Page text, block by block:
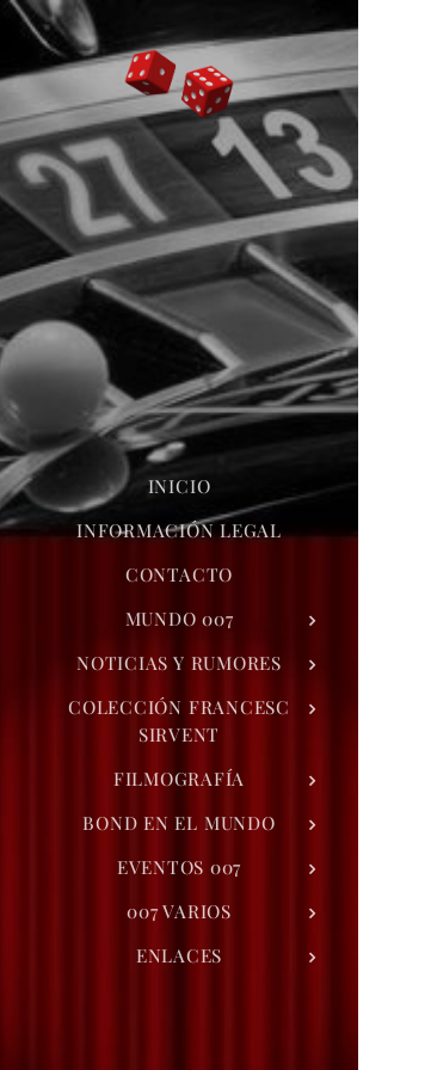
INICIO
INFORMACIÓN LEGAL
CONTACTO
MUNDO 007
NOTICIAS Y RUMORES
COLECCIÓN FRANCESC
SIRVENT
FILMOGRAFÍA
BOND EN EL MUNDO
EVENTOS 007
007 VARIOS
ENLACES